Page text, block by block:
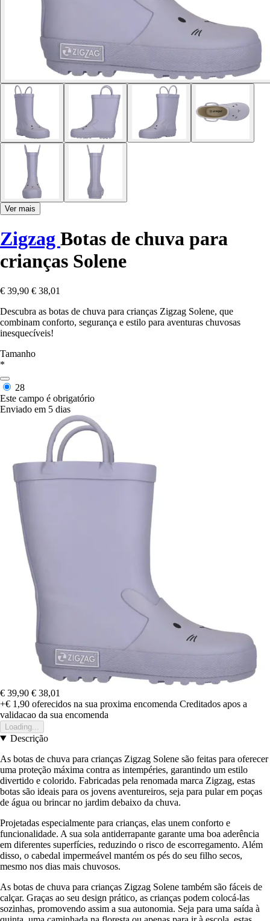
Ver mais
Zigzag Botas de chuva para
crianças Solene
€ 39,90 € 38,01
Descubra as botas de chuva para crianças Zigzag Solene, que
combinam conforto, segurança e estilo para aventuras chuvosas
inesquecíveis!
Tamanho
*
28
Este campo é obrigatório
Enviado em 5 dias
€ 39,90 € 38,01
+€ 1,90 oferecidos na sua proxima encomenda Creditados apos a
validacao da sua encomenda
Loading...
Descrição
As botas de chuva para crianças Zigzag Solene são feitas para oferecer
uma proteção máxima contra as intempéries, garantindo um estilo
divertido e colorido. Fabricadas pela renomada marca Zigzag, estas
botas são ideais para os jovens aventureiros, seja para pular em poças
de água ou brincar no jardim debaixo da chuva.
Projetadas especialmente para crianças, elas unem conforto e
funcionalidade. A sua sola antiderrapante garante uma boa aderência
em diferentes superfícies, reduzindo o risco de escorregamento. Além
disso, o cabedal impermeável mantém os pés do seu filho secos,
mesmo nos dias mais chuvosos.
As botas de chuva para crianças Zigzag Solene também são fáceis de
calçar. Graças ao seu design prático, as crianças podem colocá-las
sozinhas, promovendo assim a sua autonomia. Seja para uma saída à